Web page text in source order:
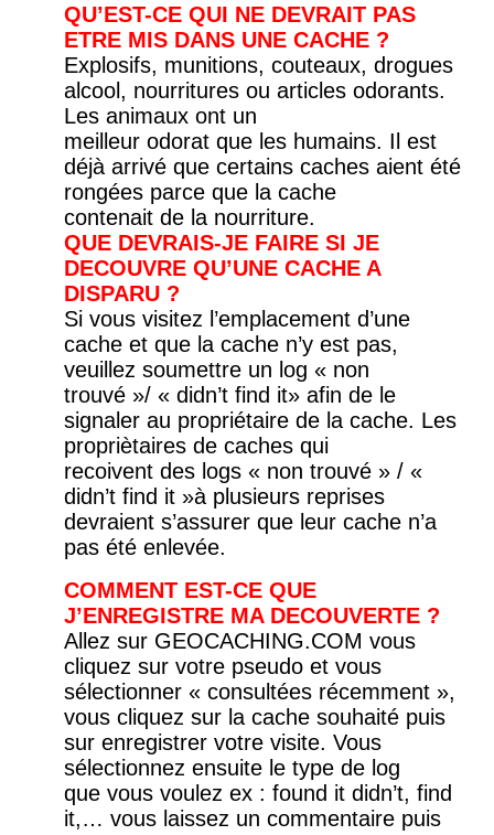
QU’EST-CE QUI NE DEVRAIT PAS
ETRE MIS DANS UNE CACHE ?
Explosifs, munitions, couteaux, drogues
alcool, nourritures ou articles odorants.
Les animaux ont un
meilleur odorat que les humains. Il est
déjà arrivé que certains caches aient été
rongées parce que la cache
contenait de la nourriture.
QUE DEVRAIS-JE FAIRE SI JE
DECOUVRE QU’UNE CACHE A
DISPARU ?
Si vous visitez l’emplacement d’une
cache et que la cache n’y est pas,
veuillez soumettre un log « non
trouvé »/ « didn’t find it» afin de le
signaler au propriétaire de la cache. Les
propriètaires de caches qui
recoivent des logs « non trouvé » / «
didn’t find it »à plusieurs reprises
devraient s’assurer que leur cache n’a
pas été enlevée.
COMMENT EST-CE QUE
J’ENREGISTRE MA DECOUVERTE ?
Allez sur GEOCACHING.COM vous
cliquez sur votre pseudo et vous
sélectionner « consultées récemment »,
vous cliquez sur la cache souhaité puis
sur enregistrer votre visite. Vous
sélectionnez ensuite le type de log
que vous voulez ex : found it didn’t, find
it,… vous laissez un commentaire puis